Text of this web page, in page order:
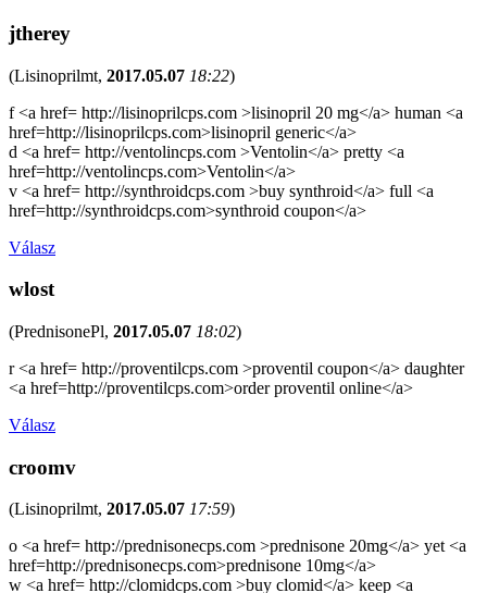
jtherey
(Lisinoprilmt, 2017.05.07 18:22)
f <a href= http://lisinoprilcps.com >lisinopril 20 mg</a> human <a
href=http://lisinoprilcps.com>lisinopril generic</a>
d <a href= http://ventolincps.com >Ventolin</a> pretty <a
href=http://ventolincps.com>Ventolin</a>
v <a href= http://synthroidcps.com >buy synthroid</a> full <a
href=http://synthroidcps.com>synthroid coupon</a>
Válasz
wlost
(PrednisonePl, 2017.05.07 18:02)
r <a href= http://proventilcps.com >proventil coupon</a> daughter
<a href=http://proventilcps.com>order proventil online</a>
Válasz
croomv
(Lisinoprilmt, 2017.05.07 17:59)
o <a href= http://prednisonecps.com >prednisone 20mg</a> yet <a
href=http://prednisonecps.com>prednisone 10mg</a>
w <a href= http://clomidcps.com >buy clomid</a> keep <a